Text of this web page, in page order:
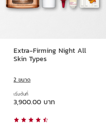
Extra-Firming Night All
Skin Types
2 ขนาด
เริ่มต้นที่
ราคาปัจจุบัน 3,900.00 บาท
3,900.00 บาท